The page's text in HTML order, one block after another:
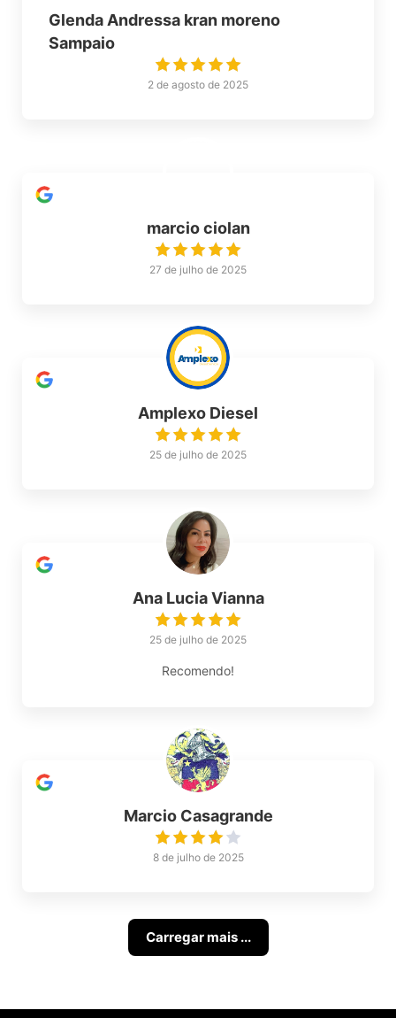
Glenda Andressa kran moreno
Sampaio
2 de agosto de 2025
marcio ciolan
27 de julho de 2025
Amplexo Diesel
25 de julho de 2025
Ana Lucia Vianna
25 de julho de 2025
Recomendo!
Marcio Casagrande
8 de julho de 2025
Carregar mais ...